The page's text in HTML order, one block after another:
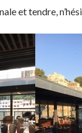
et tendre,